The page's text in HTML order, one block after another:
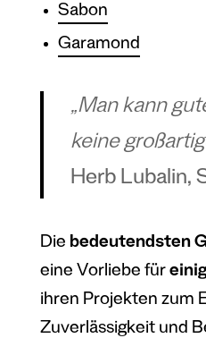
Sabon
Garamond
„Man kann
keine
Herb Lubalin,
Die bedeutendsten
eine Vorliebe für
ihren Projekten zum
Zuverlässigkeit und